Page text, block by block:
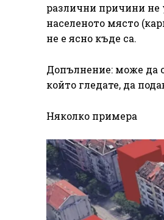
различни причини не
населеното място
не е ясно къде са.
Допълнение: може да
който гледате, да
Няколко примера